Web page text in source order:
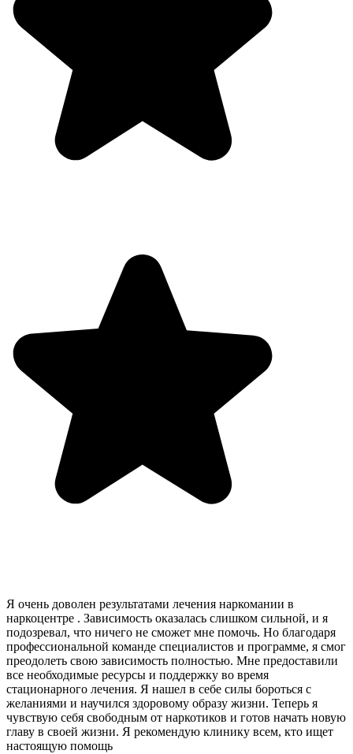
Я очень доволен результатами лечения наркомании в
наркоцентре . Зависимость оказалась слишком сильной, и я
подозревал, что ничего не сможет мне помочь. Но благодаря
профессиональной команде специалистов и программе, я смог
преодолеть свою зависимость полностью. Мне предоставили
все необходимые ресурсы и поддержку во время
стационарного лечения. Я нашел в себе силы бороться с
желаниями и научился здоровому образу жизни. Теперь я
чувствую себя свободным от наркотиков и готов начать новую
главу в своей жизни. Я рекомендую клинику всем, кто ищет
настоящую помощь